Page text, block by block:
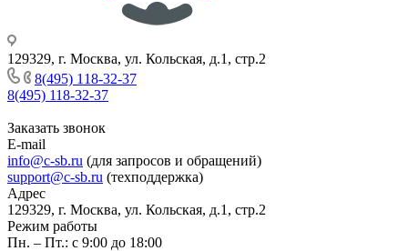
129329, г. Москва, ул. Кольская, д.1, стр.2
8(495) 118-32-37
8(495) 118-32-37
Заказать звонок
E-mail
info@c-sb.ru (для запросов и обращений)
support@c-sb.ru (техподдержка)
Адрес
129329, г. Москва, ул. Кольская, д.1, стр.2
Режим работы
Пн. – Пт.: с 9:00 до 18:00